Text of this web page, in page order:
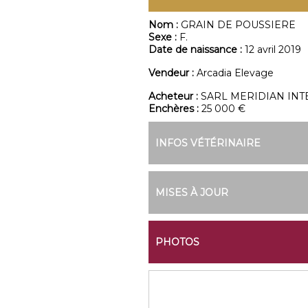
Nom : GRAIN DE POUSSIERE
Sexe : F.
Date de naissance : 12 avril 2019
Vendeur : Arcadia Elevage
Acheteur : SARL MERIDIAN
Enchères : 25 000 €
INFOS VÉTÉRINAIRE
MISES À JOUR
PHOTOS